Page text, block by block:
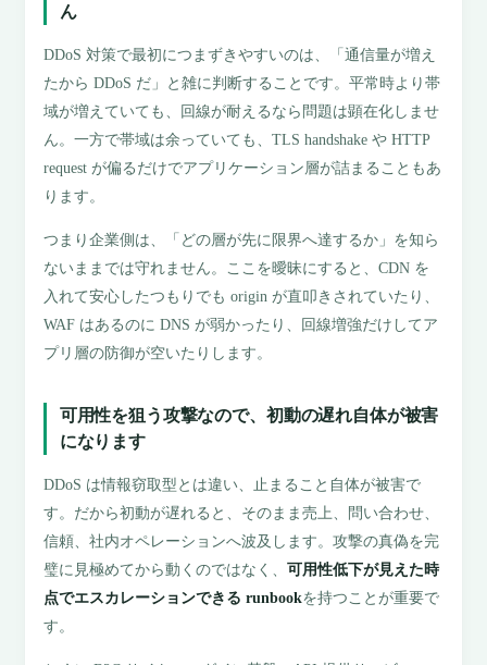
ん
DDoS 対策で最初につまずきやすいのは、「通信量が増え
たから DDoS だ」と雑に判断することです。平常時より帯
域が増えていても、回線が耐えるなら問題は顕在化しませ
ん。一方で帯域は余っていても、TLS handshake や HTTP
request が偏るだけでアプリケーション層が詰まることもあ
ります。
つまり企業側は、「どの層が先に限界へ達するか」を知ら
ないままでは守れません。ここを曖昧にすると、CDN を
入れて安心したつもりでも origin が直叩きされていたり、
WAF はあるのに DNS が弱かったり、回線増強だけしてア
プリ層の防御が空いたりします。
可用性を狙う攻撃なので、初動の遅れ自体が被害
になります
DDoS は情報窃取型とは違い、止まること自体が被害で
す。だから初動が遅れると、そのまま売上、問い合わせ、
信頼、社内オペレーションへ波及します。攻撃の真偽を完
璧に見極めてから動くのではなく、可用性低下が見えた時
点でエスカレーションできる runbookを持つことが重要で
す。